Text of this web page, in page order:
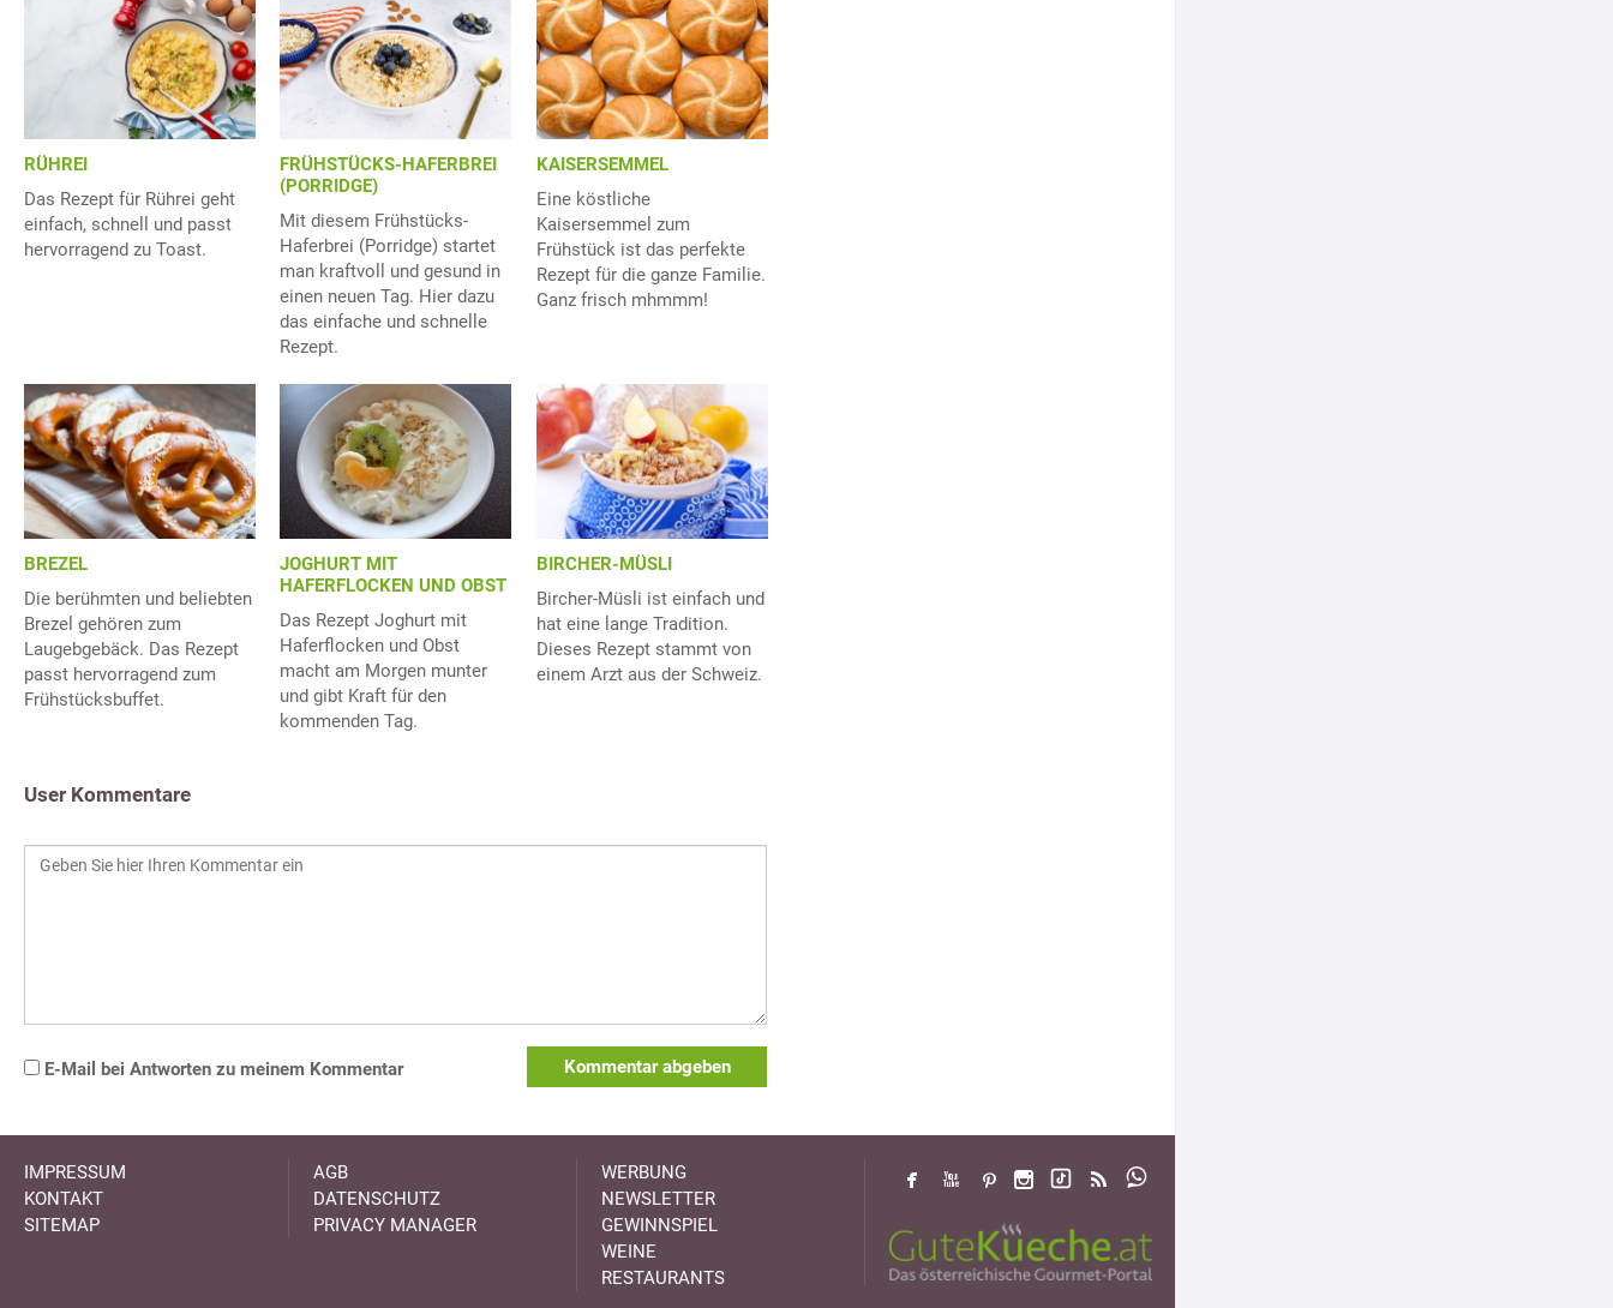
RÜHREI
Das Rezept für Rührei geht
einfach, schnell und passt
hervorragend zu Toast.
FRÜHSTÜCKS-HAFERBREI
(PORRIDGE)
Mit diesem Frühstücks-
Haferbrei (Porridge) startet
man kraftvoll und gesund in
einen neuen Tag. Hier dazu
das einfache und schnelle
Rezept.
KAISERSEMMEL
Eine köstliche
Kaisersemmel zum
Frühstück ist das perfekte
Rezept für die ganze Familie.
Ganz frisch mhmmm!
BREZEL
Die berühmten und beliebten
Brezel gehören zum
Laugebgebäck. Das Rezept
passt hervorragend zum
Frühstücksbuffet.
JOGHURT MIT
HAFERFLOCKEN UND OBST
Das Rezept Joghurt mit
Haferflocken und Obst
macht am Morgen munter
und gibt Kraft für den
kommenden Tag.
BIRCHER-MÜSLI
Bircher-Müsli ist einfach und
hat eine lange Tradition.
Dieses Rezept stammt von
einem Arzt aus der Schweiz.
User Kommentare
E-Mail bei Antworten zu meinem Kommentar Kommentar abgeben
IMPRESSUM
KONTAKT
SITEMAP
AGB
DATENSCHUTZ
PRIVACY MANAGER
WERBUNG
NEWSLETTER
GEWINNSPIEL
WEINE
RESTAURANTS